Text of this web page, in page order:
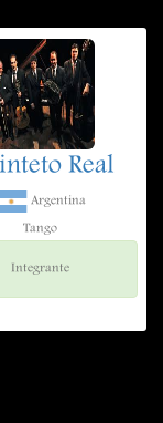
Real
Argentina
Tango
Integrante